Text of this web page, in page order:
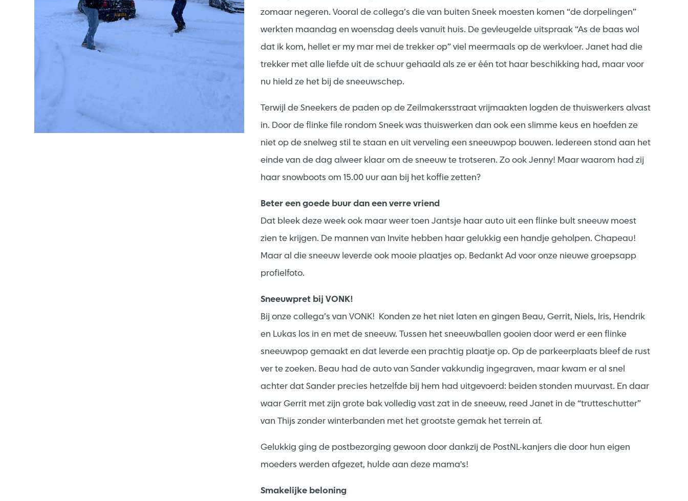
zomaar negeren. Vooral de collega’s die van buiten Sneek moesten komen “de dorpelingen”
werkten maandag en woensdag deels vanuit huis. De gevleugelde uitspraak “As de baas wol
dat ik kom, hellet er my mar mei de trekker op” viel meermaals op de werkvloer. Janet had die
trekker met alle liefde uit de schuur gehaald als ze er één tot haar beschikking had, maar voor
nu hield ze het bij de sneeuwschep.
Terwijl de Sneekers de paden op de Zeilmakersstraat vrijmaakten logden de thuiswerkers alvast
in. Door de flinke file rondom Sneek was thuiswerken dan ook een slimme keus en hoefden ze
niet op de snelweg stil te staan en uit verveling een sneeuwpop bouwen. Iedereen stond aan het
einde van de dag alweer klaar om de sneeuw te trotseren. Zo ook Jenny! Maar waarom had zij
haar snowboots om 15.00 uur aan bij het koffie zetten?
Beter een goede buur dan een verre vriend
Dat bleek deze week ook maar weer toen Jantsje haar auto uit een flinke bult sneeuw moest
zien te krijgen. De mannen van Invite hebben haar gelukkig een handje geholpen. Chapeau!
Maar al die sneeuw leverde ook mooie plaatjes op. Bedankt Ad voor onze nieuwe groepsapp
profielfoto.
Sneeuwpret bij VONK!
Bij onze collega’s van VONK! Konden ze het niet laten en gingen Beau, Gerrit, Niels, Iris, Hendrik
en Lukas los in en met de sneeuw. Tussen het sneeuwballen gooien door werd er een flinke
sneeuwpop gemaakt en dat leverde een prachtig plaatje op. Op de parkeerplaats bleef de rust
ver te zoeken. Beau had de auto van Sander vakkundig ingegraven, maar kwam er al snel
achter dat Sander precies hetzelfde bij hem had uitgevoerd: beiden stonden muurvast. En daar
waar Gerrit met zijn grote bak volledig vast zat in de sneeuw, reed Janet in de “trutteschutter”
van Thijs zonder winterbanden met het grootste gemak het terrein af.
Gelukkig ging de postbezorging gewoon door dankzij de PostNL-kanjers die door hun eigen
moeders werden afgezet, hulde aan deze mama's!
Smakelijke beloning